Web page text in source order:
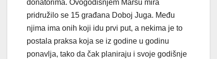
donatorima. Ovogodišnjem Maršu mira
pridružilo se 15 građana Doboj Juga. Među
njima ima onih koji idu prvi put, a nekima je to
postala praksa koja se iz godine u godinu
ponavlja, tako da čak planiraju i svoje godišnje